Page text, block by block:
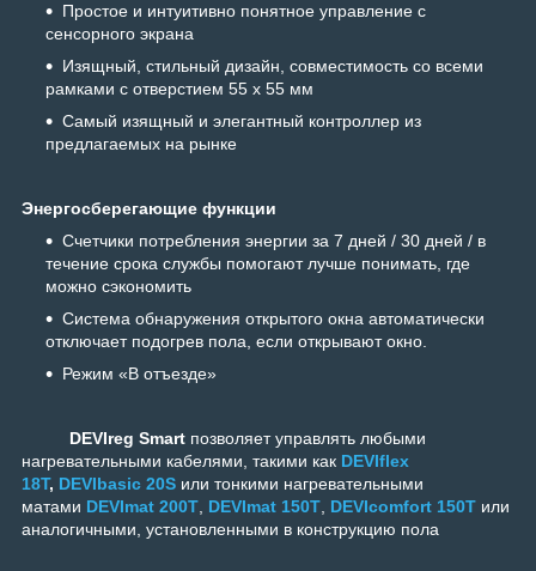
Простое и интуитивно понятное управление с
сенсорного экрана
Изящный, стильный дизайн, совместимость со всеми
рамками с отверстием 55 х 55 мм
Самый изящный и элегантный контроллер из
предлагаемых на рынке
Энергосберегающие функции
Счетчики потребления энергии за 7 дней / 30 дней / в
течение срока службы помогают лучше понимать, где
можно сэкономить
Система обнаружения открытого окна автоматически
отключает подогрев пола, если открывают окно.
Режим «В отъезде»
DEVIreg Smart позволяет управлять любыми
нагревательными кабелями, такими как DEVIflex
18T, DEVIbasic 20S или тонкими нагревательными
матами DEVImat 200T DEVImat 150T DEVIcomfort 150T или
аналогичными, установленными в конструкцию пола